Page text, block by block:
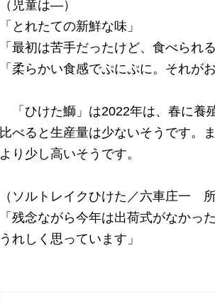
（児童は―）
「とれたての新鮮な味」
「最初は苦手だったけど、食べられ
「柔らかい食感でぷにぷに。それが
「ひけた鰤」は2022年は、春に養
比べると生産量は少ないそうです。
より少し高いそうです。
（ソルトレイクひけた／六車庄一 所
「残念ながら今年は出荷式がなかっ
うれしく思っています」